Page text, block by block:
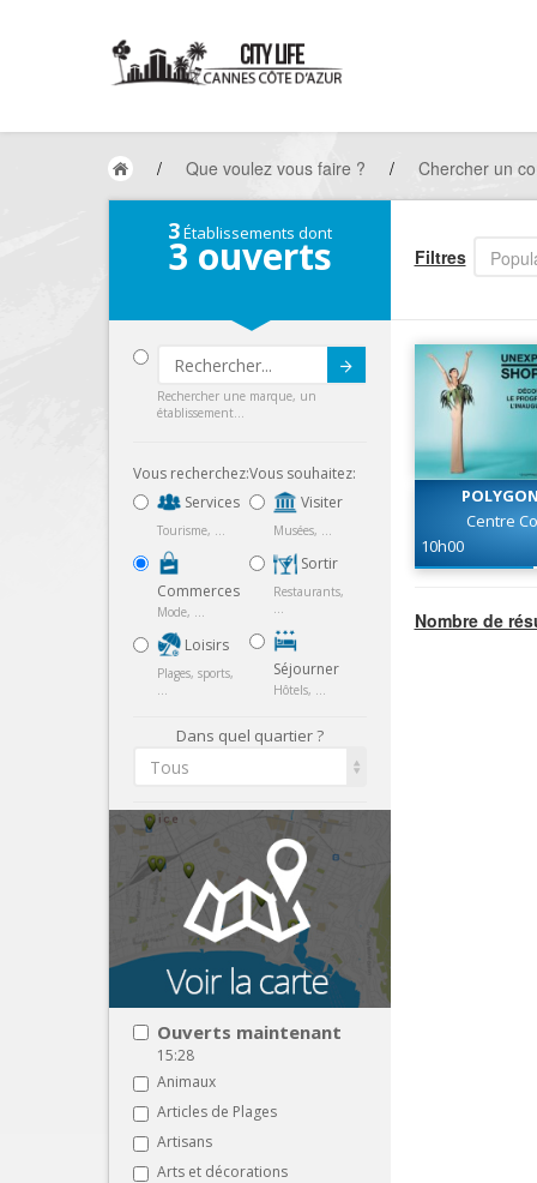
/ Que voulez vous faire ? / Chercher un
3Établissements dont
3 ouverts
Submit
Rechercher une marque, un
établissement...
Vous recherchez:
Services
Tourisme, ...
Commerces
Mode, ...
Loisirs
Plages, sports,
...
Vous souhaitez:
Visiter
Musées, ...
Sortir
Restaurants,
...
Séjourner
Hôtels, ...
Dans quel quartier ?
Tous
Ouverts maintenant
15:28
Animaux
Articles de Plages
Artisans
Arts et décorations
Filtres
Centre
10h00
Nombre de